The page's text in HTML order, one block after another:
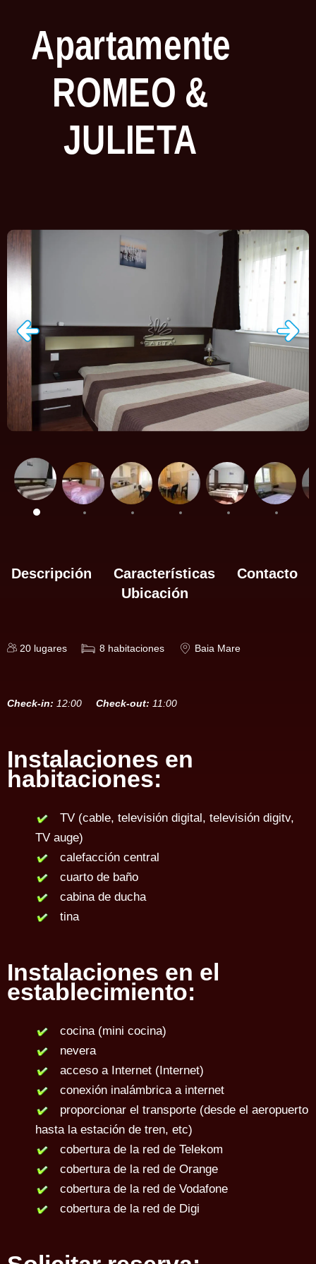
Apartamente
ROMEO &
JULIETA
Descripción Características
Contacto
Ubicación
20 lugares 8 habitaciones Baia Mare
Check-in: 12:00 Check-out: 11:00
Instalaciones en
habitaciones:
TV (cable, televisión digital, televisión digitv,
TV auge)
calefacción central
cuarto de baño
cabina de ducha
tina
Instalaciones en el
establecimiento:
cocina (mini cocina)
nevera
acceso a Internet (Internet)
conexión inalámbrica a internet
proporcionar el transporte (desde el aeropuerto
hasta la estación de tren, etc)
cobertura de la red de Telekom
cobertura de la red de Orange
cobertura de la red de Vodafone
cobertura de la red de Digi